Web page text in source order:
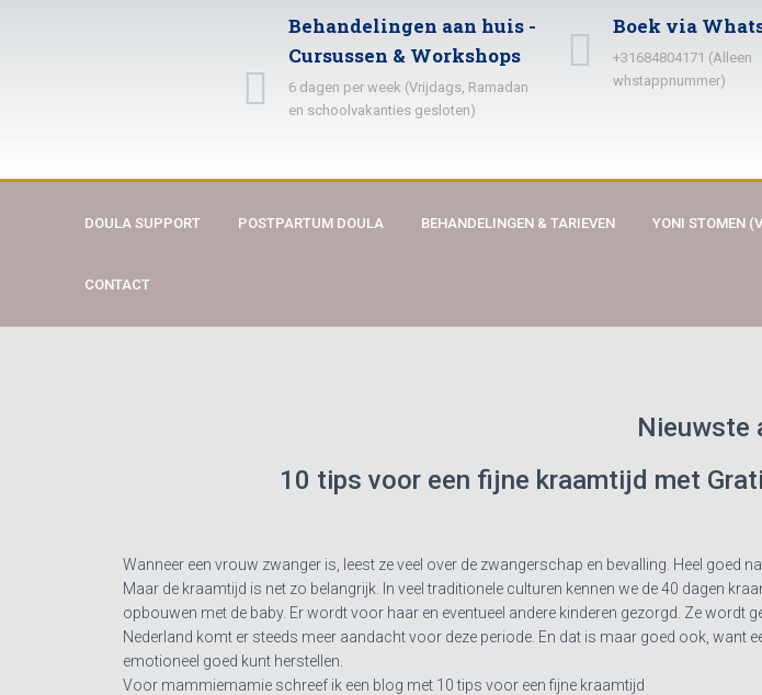
Behandelingen aan huis -
Cursussen & Workshops
6 dagen per week (Vrijdags, Ramadan
en schoolvakanties gesloten)
Boek via
+31684804171 (Alleen
whstappnummer)
DOULA SUPPORT POSTPARTUM DOULA BEHANDELINGEN & TARIEVEN YONI STOMEN
CONTACT
Nieuwste
10 tips voor een fijne kraamtijd met
Wanneer een vrouw zwanger is, leest ze veel over de zwangerschap en bevalling. Heel goed
Maar de kraamtijd is net zo belangrijk. In veel traditionele culturen kennen we de 40 dagen
opbouwen met de baby. Er wordt voor haar en eventueel andere kinderen gezorgd. Ze wordt
Nederland komt er steeds meer aandacht voor deze periode. En dat is maar goed ook,
emotioneel goed kunt herstellen.
Voor mammiemamie schreef ik een blog met 10 tips voor een fijne kraamtijd